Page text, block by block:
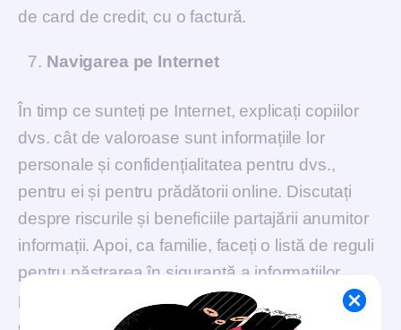
de card de credit, cu o factură.
Navigarea pe Internet
În timp ce sunteți pe Internet, explicați copiilor
dvs. cât de valoroase sunt informațiile lor
personale și confidențialitatea pentru dvs.,
pentru ei și pentru prădătorii online. Discutați
despre riscurile și beneficiile partajării anumitor
informații. Apoi, ca familie, faceți o listă de reguli
pentru păstrarea în siguranță a informațiilor
personale online. Dați-le exemple de site-uri
care fură datele și le folosesc ulterior pentru a vă